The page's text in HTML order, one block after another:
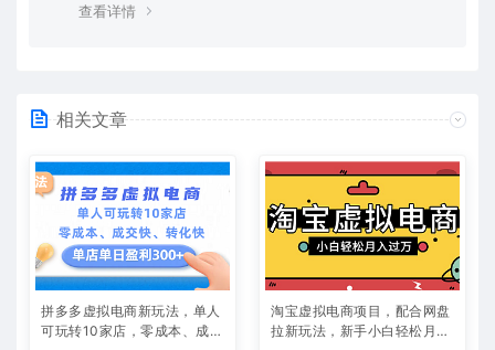
查看详情
相关文章
拼多多虚拟电商新玩法，单人
可玩转10家店，零成本、成交
淘宝虚拟电商项目，配合网盘
拉新玩法，新手小白轻松月入